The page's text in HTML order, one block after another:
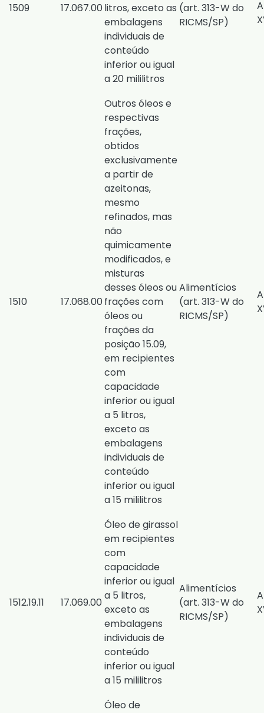
1509 17.067.00 litros, exceto as
embalagens
individuais de
conteúdo
inferior ou igual
a 20 mililitros
(art. 313-W do
RICMS/SP)
1510 ​17.068.00
​Outros óleos e
respectivas
frações,
obtidos
exclusivamente
a partir de
azeitonas,
mesmo
refinados, mas
não
quimicamente
modificados, e
misturas
desses óleos ou
frações com
óleos ou
frações da
posição 15.09,
em recipientes
com
capacidade
inferior ou igual
a 5 litros,
exceto as
embalagens
individuais de
conteúdo
inferior ou igual
a 15 mililitros
Alimentícios
(art. 313-W do
RICMS/SP)
1512.19.11 17.069.00
Óleo de girassol
em recipientes
com
capacidade
inferior ou igual
a 5 litros,
exceto as
embalagens
individuais de
conteúdo
inferior ou igual
a 15 mililitros
Alimentícios
(art. 313-W do
RICMS/SP)
Óleo de